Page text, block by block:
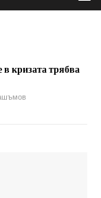
кризата трябва